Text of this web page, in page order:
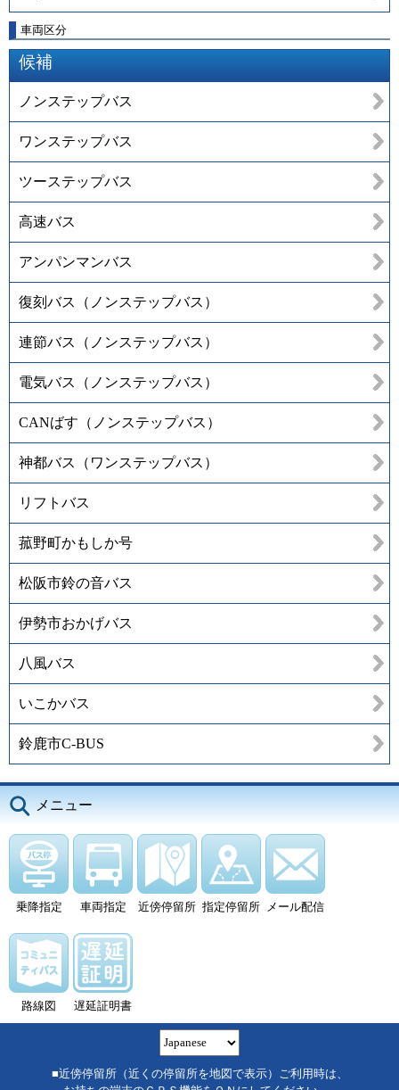
車両区分
候補
ノンステップバス
ワンステップバス
ツーステップバス
高速バス
アンパンマンバス
復刻バス（ノンステップバス）
連節バス（ノンステップバス）
電気バス（ノンステップバス）
CANばす（ノンステップバス）
神都バス（ワンステップバス）
リフトバス
菰野町かもしか号
松阪市鈴の音バス
伊勢市おかげバス
八風バス
いこかバス
鈴鹿市C-BUS
メニュー
乗降指定 車両指定 近傍停留所 指定停留所 メール配信
路線図 遅延証明書
■近傍停留所（近くの停留所を地図で表示）ご利用時は、